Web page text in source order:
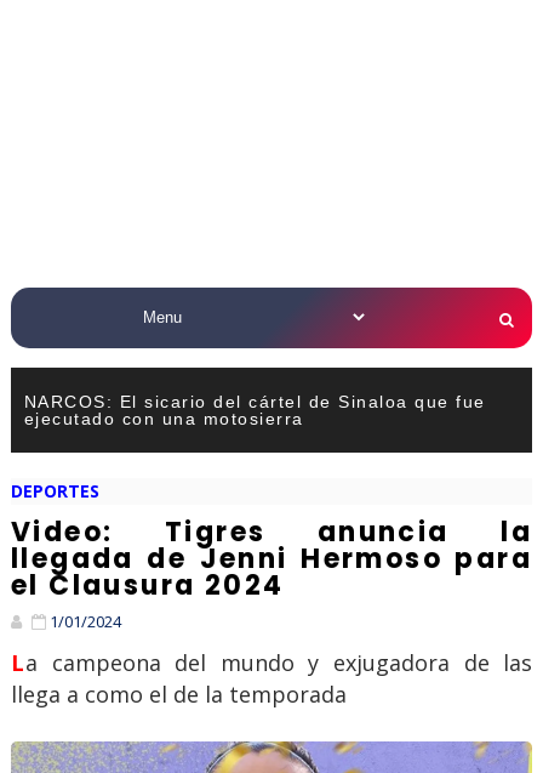
NARCOS: El sicario del cártel de Sinaloa que fue
ejecutado con una motosierra
DEPORTES
Video: Tigres anuncia la
llegada de Jenni Hermoso para
el Clausura 2024
1/01/2024
La campeona del mundo y exjugadora de las
llega a como el de la temporada